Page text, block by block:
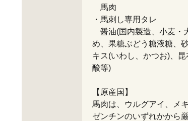
馬肉
・馬刺し専用タレ
醤油(国内製造、小麦・
め、果糖ぶどう糖液糖、
キス(いわし、かつお)、
酸等)
【原産国】
馬肉は、ウルグアイ、メ
ゼンチンのいずれかから